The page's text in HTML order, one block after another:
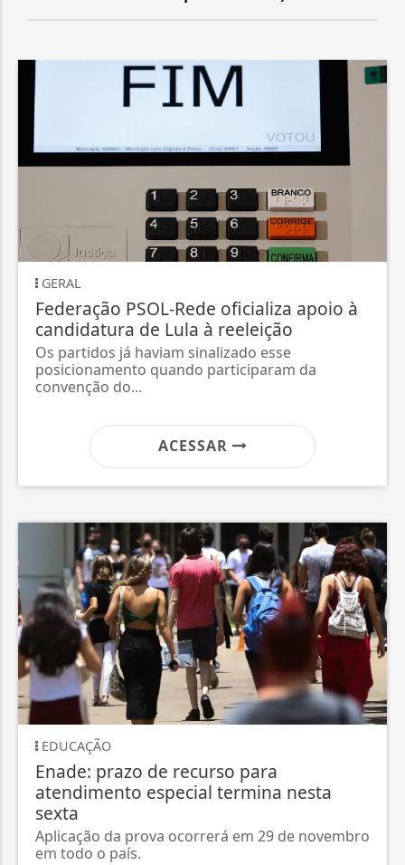
GERAL
Federação PSOL-Rede oficializa apoio à
candidatura de Lula à reeleição
Os partidos já haviam sinalizado esse
posicionamento quando participaram da
convenção do...
ACESSAR
EDUCAÇÃO
Enade: prazo de recurso para
atendimento especial termina nesta
sexta
Aplicação da prova ocorrerá em 29 de novembro
em todo o país.